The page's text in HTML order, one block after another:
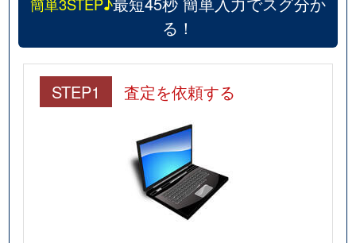
る！
STEP1 査定を依頼する